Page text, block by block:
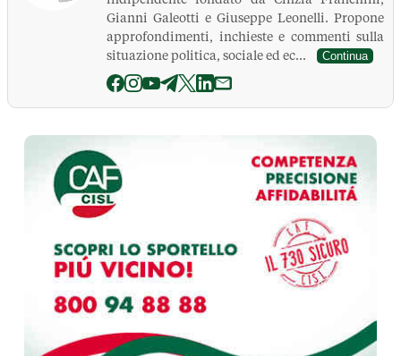
Gianni Galeotti e Giuseppe Leonelli. Propone
approfondimenti, inchieste e commenti sulla
situazione politica, sociale ed ec...
Continua
La Pressa